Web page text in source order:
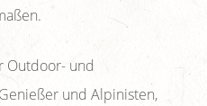
Outdoor- und
und Alpinisten,